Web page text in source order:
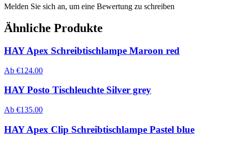
Melden Sie sich an, um eine Bewertung zu schreiben
Ähnliche Produkte
HAY Apex Schreibtischlampe Maroon red
Ab €124.00
HAY Posto Tischleuchte Silver grey
Ab €135.00
HAY Apex Clip Schreibtischlampe Pastel blue